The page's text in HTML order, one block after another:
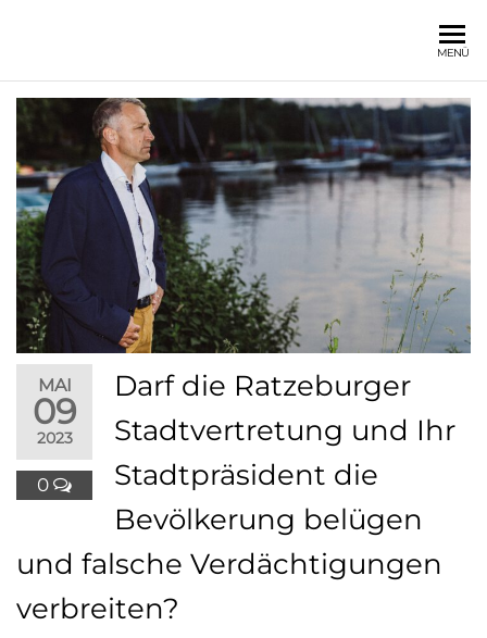
KOECH
für
Ratzeburg
MENÜ
MAI
09
2023
0
Darf die Ratzeburger
Stadtvertretung und Ihr
Stadtpräsident die
Bevölkerung belügen
und falsche Verdächtigungen
verbreiten?